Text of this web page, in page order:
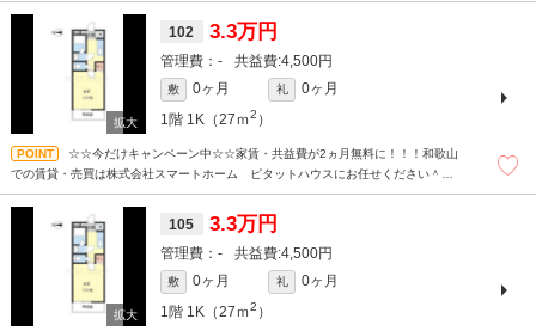
102 3.3万円
- 4,500円
敷 0ヶ月 礼
0ヶ月
1階 1K（27ｍ2 ）
☆☆今だけキャンペーン中☆☆家賃・共益費が2ヵ月無料に！！！和歌山
での賃貸・売買は株式会社スマートホーム ピタットハウスにお任せください＾＾
(^^)/☆
105 3.3万円
- 4,500円
敷 0ヶ月 礼
0ヶ月
1階 1K（27ｍ2 ）